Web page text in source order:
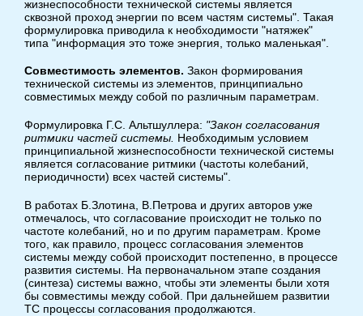
жизнеспособности технической системы является
сквозной проход энергии по всем частям системы". Такая
формулировка приводила к необходимости "натяжек"
типа "информация это тоже энергия, только маленькая".
Совместимость элементов. Закон формирования
технической системы из элементов, принципиально
совместимых между собой по различным параметрам.
Формулировка Г.С. Альтшуллера: "Закон согласования
ритмики частей системы. Необходимым условием
принципиальной жизнеспособности технической системы
является согласование ритмики (частоты колебаний,
периодичности) всех частей системы".
В работах Б.Злотина, В.Петрова и других авторов уже
отмечалось, что согласование происходит не только по
частоте колебаний, но и по другим параметрам. Кроме
того, как правило, процесс согласования элементов
системы между собой происходит постепенно, в процессе
развития системы. На первоначальном этапе создания
(синтеза) системы важно, чтобы эти элементы были хотя
бы совместимы между собой. При дальнейшем развитии
ТС процессы согласования продолжаются.